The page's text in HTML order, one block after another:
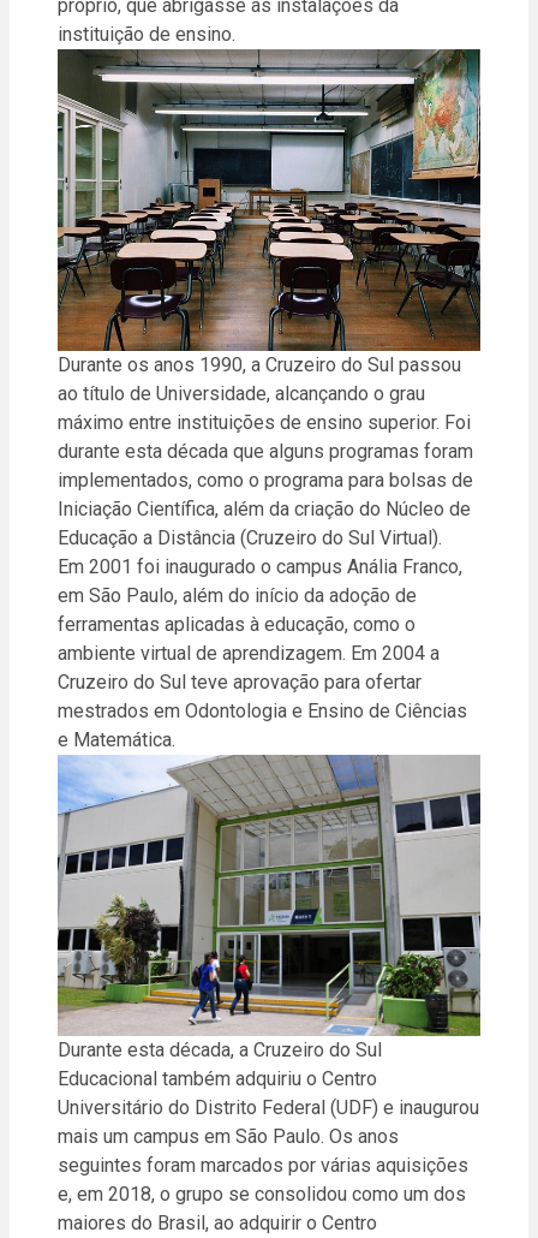
próprio, que abrigasse as instalações da
instituição de ensino.
Durante os anos 1990, a Cruzeiro do Sul passou
ao título de Universidade, alcançando o grau
máximo entre instituições de ensino superior. Foi
durante esta década que alguns programas foram
implementados, como o programa para bolsas de
Iniciação Científica, além da criação do Núcleo de
Educação a Distância (Cruzeiro do Sul Virtual).
Em 2001 foi inaugurado o campus Anália Franco,
em São Paulo, além do início da adoção de
ferramentas aplicadas à educação, como o
ambiente virtual de aprendizagem. Em 2004 a
Cruzeiro do Sul teve aprovação para ofertar
mestrados em Odontologia e Ensino de Ciências
e Matemática.
Durante esta década, a Cruzeiro do Sul
Educacional também adquiriu o Centro
Universitário do Distrito Federal (UDF) e inaugurou
mais um campus em São Paulo. Os anos
seguintes foram marcados por várias aquisições
e, em 2018, o grupo se consolidou como um dos
maiores do Brasil, ao adquirir o Centro